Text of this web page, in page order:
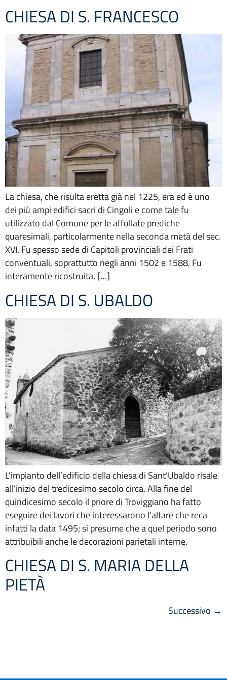
CHIESA DI S. FRANCESCO
La chiesa, che risulta eretta già nel 1225, era ed è uno
dei più ampi edifici sacri di Cingoli e come tale fu
utilizzato dal Comune per le affollate prediche
quaresimali, particolarmente nella seconda metà del sec.
XVI. Fu spesso sede di Capitoli provinciali dei Frati
conventuali, soprattutto negli anni 1502 e 1588. Fu
interamente ricostruita, […]
CHIESA DI S. UBALDO
L’impianto dell’edificio della chiesa di Sant’Ubaldo risale
all’inizio del tredicesimo secolo circa. Alla fine del
quindicesimo secolo il priore di Troviggiano ha fatto
eseguire dei lavori che interessarono l’altare che reca
infatti la data 1495; si presume che a quel periodo sono
attribuibili anche le decorazioni parietali interne.
CHIESA DI S. MARIA DELLA
PIETÀ
Successivo →